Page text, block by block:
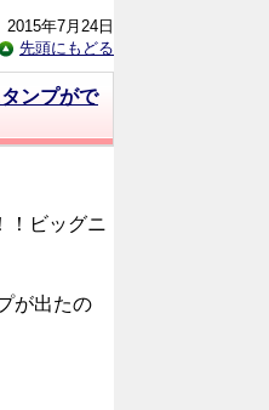
2015年7月24日
先頭にもどる
ンプがで
！ビッグニ
が出たの